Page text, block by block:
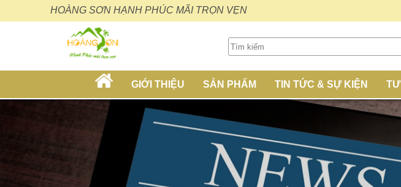
HOÀNG SƠN HẠNH PHÚC MÃI TRỌN VẸN
GIỚI THIỆU SẢN PHẨM TIN TỨC & SỰ KIỆN